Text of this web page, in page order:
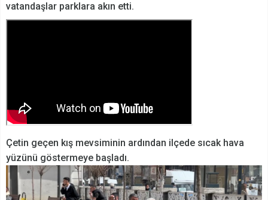
vatandaşlar parklara akın etti.
Çetin geçen kış mevsiminin ardından ilçede sıcak hava
yüzünü göstermeye başladı.